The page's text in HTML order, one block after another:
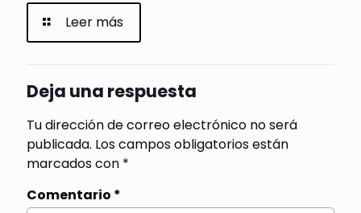
Leer más
Deja una respuesta
Tu dirección de correo electrónico no será
publicada. Los campos obligatorios están
marcados con *
Comentario *